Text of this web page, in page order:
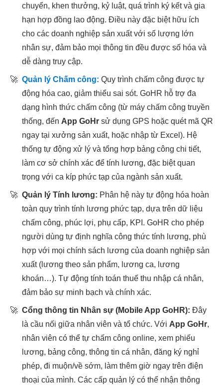
chuyển, khen thưởng, kỷ luật, quá trình ký kết và gia
hạn hợp đồng lao động. Điều này đặc biệt hữu ích
cho các doanh nghiệp sản xuất với số lượng lớn
nhân sự, đảm bảo mọi thông tin đều được số hóa và
dễ dàng truy cập.
🚀 Quản lý Chấm công: Quy trình chấm công được tự
động hóa cao, giảm thiểu sai sót. GoHR hỗ trợ đa
dạng hình thức chấm công (từ máy chấm công truyền
thống, đến App GoHr sử dụng GPS hoặc quét mã QR
ngay tại xưởng sản xuất, hoặc nhập từ Excel). Hệ
thống tự động xử lý và tổng hợp bảng công chi tiết,
làm cơ sở chính xác để tính lương, đặc biệt quan
trọng với ca kíp phức tạp của ngành sản xuất.
🚀 Quản lý Tính lương: Phân hệ này tự động hóa hoàn
toàn quy trình tính lương phức tạp, dựa trên dữ liệu
chấm công, phúc lợi, phụ cấp, KPI. GoHR cho phép
người dùng tự định nghĩa công thức tính lương, phù
hợp với mọi chính sách lương của doanh nghiệp sản
xuất (lương theo sản phẩm, lương ca, lương
khoán…). Tự động tính toán thuế thu nhập cá nhân,
đảm bảo sự minh bạch và chính xác.
🚀 Cổng thông tin Nhân sự (Mobile App GoHR): Đây
là cầu nối giữa nhân viên và tổ chức. Với App GoHr,
nhân viên có thể tự chấm công online, xem phiếu
lương, bảng công, thông tin cá nhân, đăng ký nghỉ
phép, đi muộn/về sớm, làm thêm giờ ngay trên điện
thoại của mình. Các cấp quản lý có thể nhận thông